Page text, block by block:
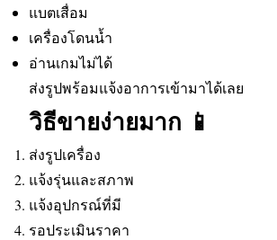
แบตเสื่อม
เครื่องโดนน้ำ
อ่านเกมไม่ได้
ส่งรูปพร้อมแจ้งอาการเข้ามาได้เลย
วิธีขายง่ายมาก 📱
ส่งรูปเครื่อง
แจ้งรุ่นและสภาพ
แจ้งอุปกรณ์ที่มี
รอประเมินราคา